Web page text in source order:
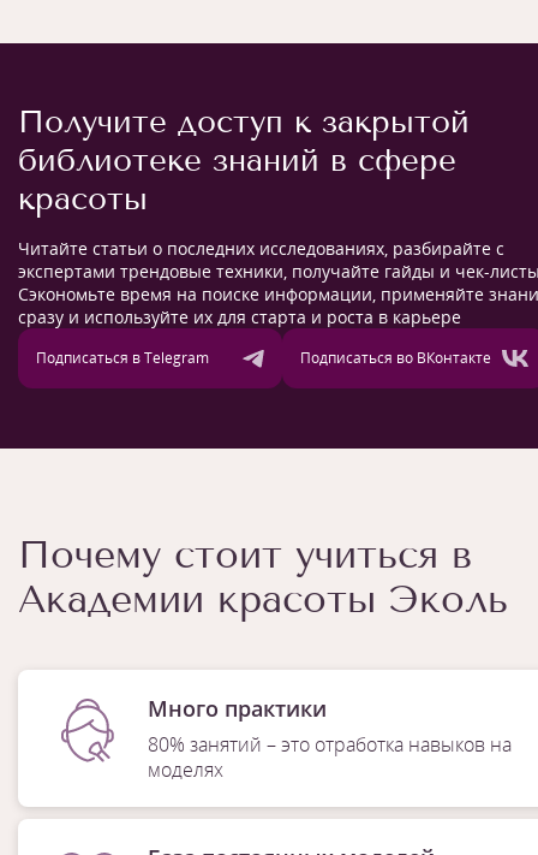
Получите доступ к закрытой
библиотеке знаний в сфере
красоты
Читайте статьи о последних исследованиях, разбирайте с
экспертами трендовые техники, получайте гайды и чек-
Сэкономьте время на поиске информации, применяйте
сразу и используйте их для старта и роста в карьере
Подписаться в Telegram Подписаться во ВКонтакте
Почему стоит учиться в
Академии красоты Эколь
Много практики
80% занятий – это отработка навыков на
моделях